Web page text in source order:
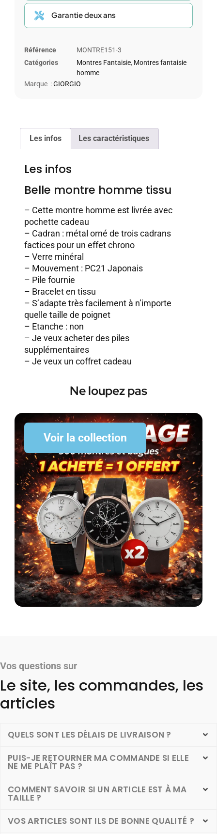
Garantie deux ans
Référence
MONTRE151-3
Catégories
Montres Fantaisie, Montres fantaisie
homme
Marque :GIORGIO
Les infos Les caractéristiques
Les infos
Belle montre homme tissu
– Cette montre homme est livrée avec
pochette cadeau
– Cadran : métal orné de trois cadrans
factices pour un effet chrono
– Verre minéral
– Mouvement : PC21 Japonais
– Pile fournie
– Bracelet en tissu
– S’adapte très facilement à n’importe
quelle taille de poignet
– Etanche : non
– Je veux acheter des piles
supplémentaires
– Je veux un coffret cadeau
Ne loupez pas
Voir la collection
Vos questions sur
Le site, les commandes, les
articles
QUELS SONT LES DÉLAIS DE LIVRAISON ?
PUIS-JE RETOURNER MA COMMANDE SI ELLE
NE ME PLAÎT PAS ?
COMMENT SAVOIR SI UN ARTICLE EST À MA
TAILLE ?
VOS ARTICLES SONT ILS DE BONNE QUALITÉ ?